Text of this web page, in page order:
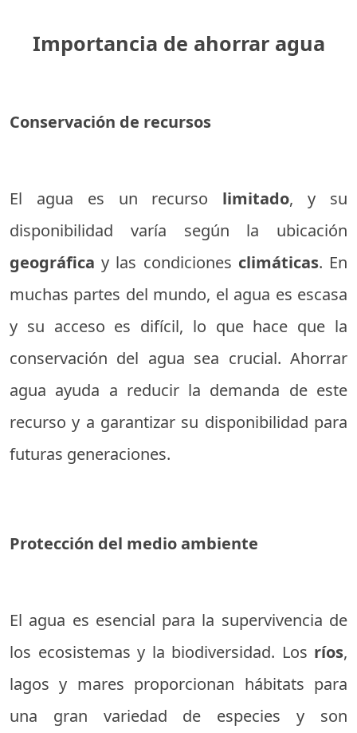
Importancia de ahorrar agua
Conservación de recursos
El agua es un recurso limitado, y su
disponibilidad varía según la ubicación
geográficay las condiciones climáticas. En
muchas partes del mundo, el agua es escasa
y su acceso es difícil, lo que hace que la
conservación del agua sea crucial. Ahorrar
agua ayuda a reducir la demanda de este
recurso y a garantizar su disponibilidad para
futuras generaciones.
Protección del medio ambiente
El agua es esencial para la supervivencia de
los ecosistemas y la biodiversidad. Los ríos,
lagos y mares proporcionan hábitats para
una gran variedad de especies y son